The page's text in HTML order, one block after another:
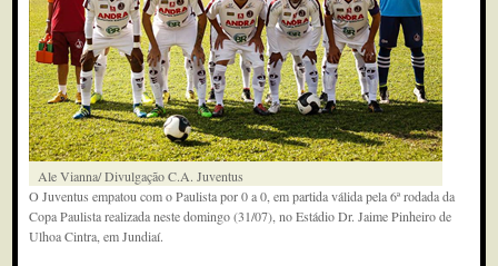
Ale Vianna/ Divulgação C.A. Juventus
O Juventus empatou com o Paulista por 0 a 0, em partida válida pela 6ª rodada da
Copa Paulista realizada neste domingo (31/07), no Estádio Dr. Jaime Pinheiro de
Ulhoa Cintra, em Jundiaí.